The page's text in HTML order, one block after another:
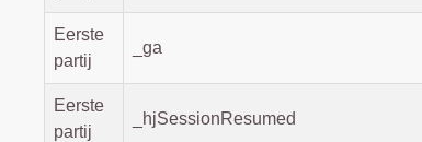
Eerste
partij
_ga
Eerste
partij
_hjSessionResumed